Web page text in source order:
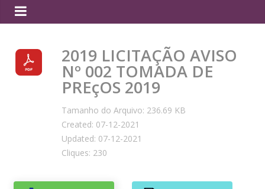
2019 LICITAÇÃO AVISO
Nº 002 TOMADA DE
PREçOS 2019
Tamanho do Arquivo: 236.69 KB
Created: 07-12-2021
Updated: 07-12-2021
Cliques: 230